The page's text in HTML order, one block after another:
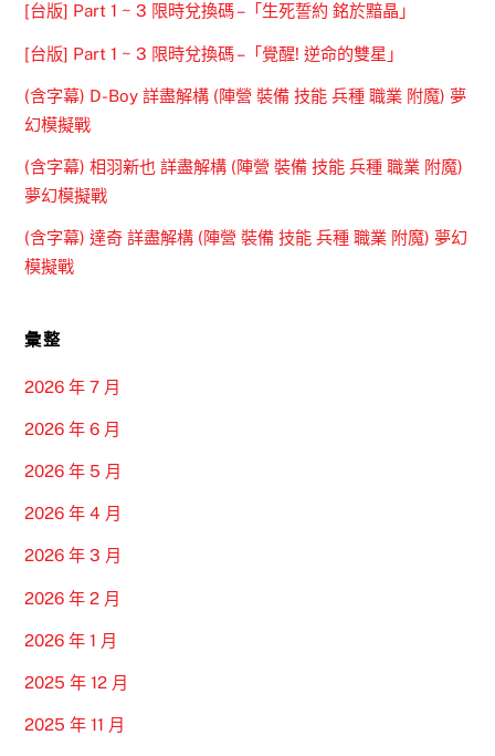
[台版] Part 1 ~ 3 限時兌換碼 –「生死誓約 銘於黯晶」
[台版] Part 1 ~ 3 限時兌換碼 –「覺醒! 逆命的雙星」
(含字幕) D-Boy 詳盡解構 (陣營 裝備 技能 兵種 職業 附魔) 夢
幻模擬戰
(含字幕) 相羽新也 詳盡解構 (陣營 裝備 技能 兵種 職業 附魔)
夢幻模擬戰
(含字幕) 達奇 詳盡解構 (陣營 裝備 技能 兵種 職業 附魔) 夢幻
模擬戰
彙整
2026 年 7 月
2026 年 6 月
2026 年 5 月
2026 年 4 月
2026 年 3 月
2026 年 2 月
2026 年 1 月
2025 年 12 月
2025 年 11 月